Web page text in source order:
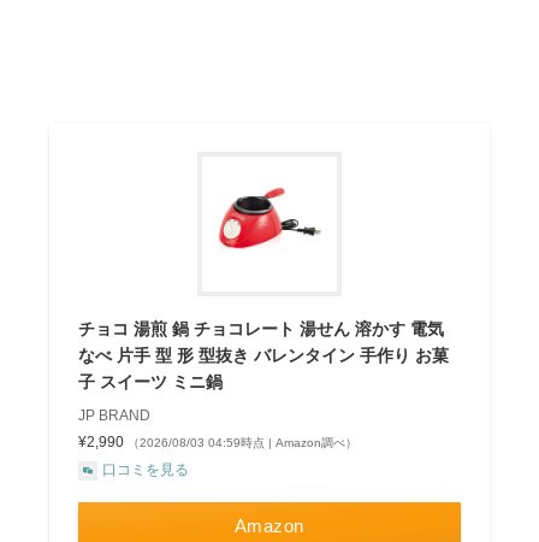
チョコ 湯煎 鍋 チョコレート 湯せん 溶かす 電気
なべ 片手 型 形 型抜き バレンタイン 手作り お菓
子 スイーツ ミニ鍋
JP BRAND
¥2,990
（2026/08/03 04:59時点 | Amazon調べ）
口コミを見る
Amazon